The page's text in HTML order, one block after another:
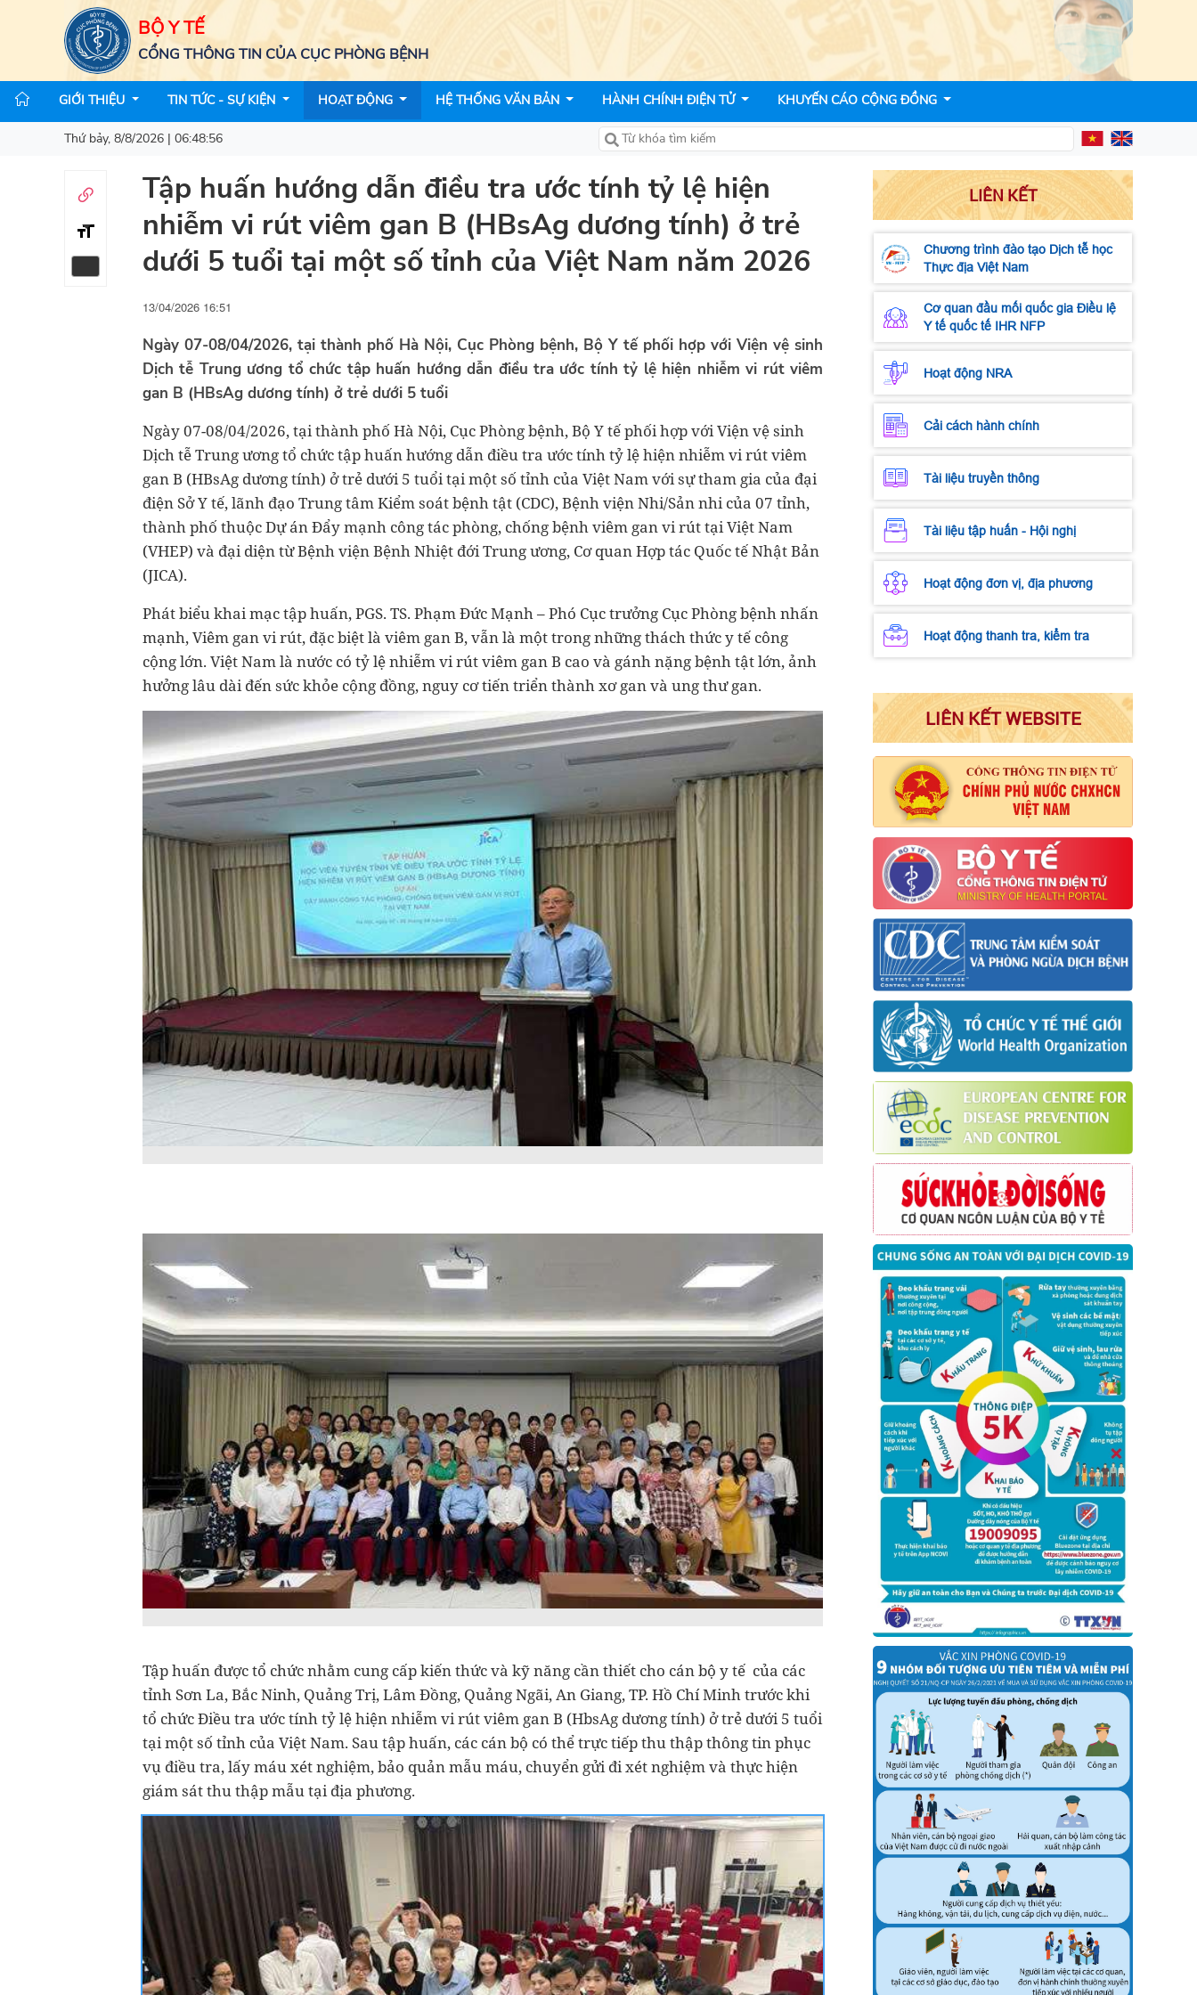
BỘ Y TẾ
CỔNG THÔNG TIN CỦA CỤC PHÒNG BỆNH
GIỚI THIỆU TIN TỨC - SỰ KIỆN HOẠT ĐỘNG HỆ THỐNG VĂN BẢN HÀNH CHÍNH ĐIỆN TỬ KHUYẾN CÁO CỘNG ĐỒNG
Thứ bảy, 8/8/2026 | 06:48:57
Tập huấn hướng dẫn điều tra ước tính tỷ lệ hiện
nhiễm vi rút viêm gan B (HBsAg dương tính) ở trẻ
dưới 5 tuổi tại một số tỉnh của Việt Nam năm 2026
13/04/2026 16:51
Ngày 07-08/04/2026, tại thành phố Hà Nội, Cục Phòng bệnh, Bộ Y tế phối hợp với Viện vệ sinh
Dịch tễ Trung ương tổ chức tập huấn hướng dẫn điều tra ước tính tỷ lệ hiện nhiễm vi rút viêm
gan B (HBsAg dương tính) ở trẻ dưới 5 tuổi
Ngày 07-08/04/2026, tại thành phố Hà Nội, Cục Phòng bệnh, Bộ Y tế phối hợp với Viện vệ sinh
Dịch tễ Trung ương tổ chức tập huấn hướng dẫn điều tra ước tính tỷ lệ hiện nhiễm vi rút viêm
gan B (HBsAg dương tính) ở trẻ dưới 5 tuổi tại một số tỉnh của Việt Nam với sự tham gia của đại
điện Sở Y tế, lãnh đạo Trung tâm Kiểm soát bệnh tật (CDC), Bệnh viện Nhi/Sản nhi của 07 tỉnh,
thành phố thuộc Dự án Đẩy mạnh công tác phòng, chống bệnh viêm gan vi rút tại Việt Nam
(VHEP) và đại diện từ Bệnh viện Bệnh Nhiệt đới Trung ương, Cơ quan Hợp tác Quốc tế Nhật Bản
(JICA).
Phát biểu khai mạc tập huấn, PGS. TS. Phạm Đức Mạnh – Phó Cục trưởng Cục Phòng bệnh nhấn
mạnh, Viêm gan vi rút, đặc biệt là viêm gan B, vẫn là một trong những thách thức y tế công
cộng lớn. Việt Nam là nước có tỷ lệ nhiễm vi rút viêm gan B cao và gánh nặng bệnh tật lớn, ảnh
hưởng lâu dài đến sức khỏe cộng đồng, nguy cơ tiến triển thành xơ gan và ung thư gan.
Tập huấn được tổ chức nhằm cung cấp kiến thức và kỹ năng cần thiết cho cán bộ y tế của các
tỉnh Sơn La, Bắc Ninh, Quảng Trị, Lâm Đồng, Quảng Ngãi, An Giang, TP. Hồ Chí Minh trước khi
tổ chức Điều tra ước tính tỷ lệ hiện nhiễm vi rút viêm gan B (HbsAg dương tính) ở trẻ dưới 5 tuổi
tại một số tỉnh của Việt Nam. Sau tập huấn, các cán bộ có thể trực tiếp thu thập thông tin phục
vụ điều tra, lấy máu xét nghiệm, bảo quản mẫu máu, chuyển gửi đi xét nghiệm và thực hiện
giám sát thu thập mẫu tại địa phương.
LIÊN KẾT
Chương trình đào tạo Dịch tễ học
Thực địa Việt Nam
Cơ quan đầu mối quốc gia Điều lệ
Y tế quốc tế IHR NFP
Hoạt động NRA
Cải cách hành chính
Tài liệu truyền thông
Tài liệu tập huấn - Hội nghị
Hoạt động đơn vị, địa phương
Hoạt động thanh tra, kiểm tra
LIÊN KẾT WEBSITE